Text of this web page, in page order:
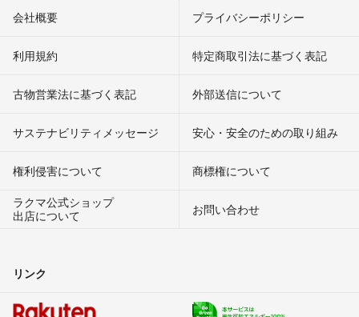
会社概要 プライバシーポリシー
利用規約 特定商取引法に基づく表記
古物営業法に基づく表記 外部送信について
サステナビリティメッセージ 安心・安全のための取り組み
権利侵害について
商標権について
ラクマ公式ショップ
出店について
お問い合わせ
リンク